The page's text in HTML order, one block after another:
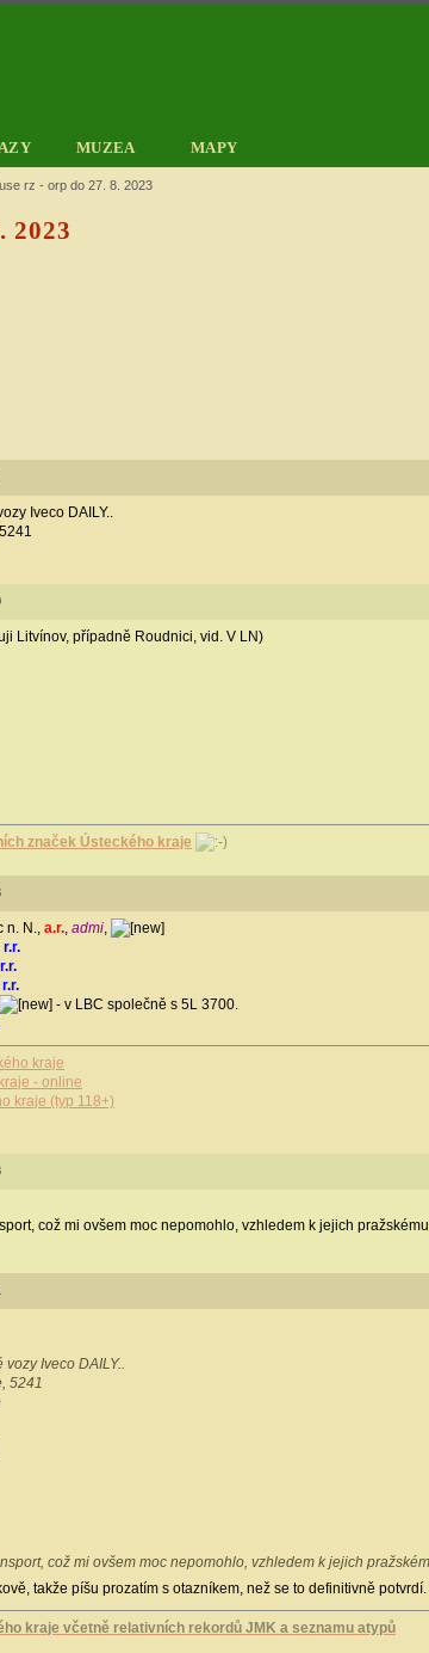
MUZEA MAPY
rz - orp do 27. 8. 2023
2023
Iveco DAILY..
Litvínov, případně Roudnici, vid. V LN)
značek Ústeckého kraje
n. N., a.r., admi,
r.r.
r.r.
r.r.
- v LBC společně s 5L 3700.
kraje
- online
kraje (typ 118+)
což mi ovšem moc nepomohlo, vzhledem k jejich
Iveco DAILY..
5241
což mi ovšem moc nepomohlo, vzhledem k jejich
takže píšu prozatím s otazníkem, než se to definitivně potvrdí.
kraje včetně relativních rekordů JMK a seznamu atypů